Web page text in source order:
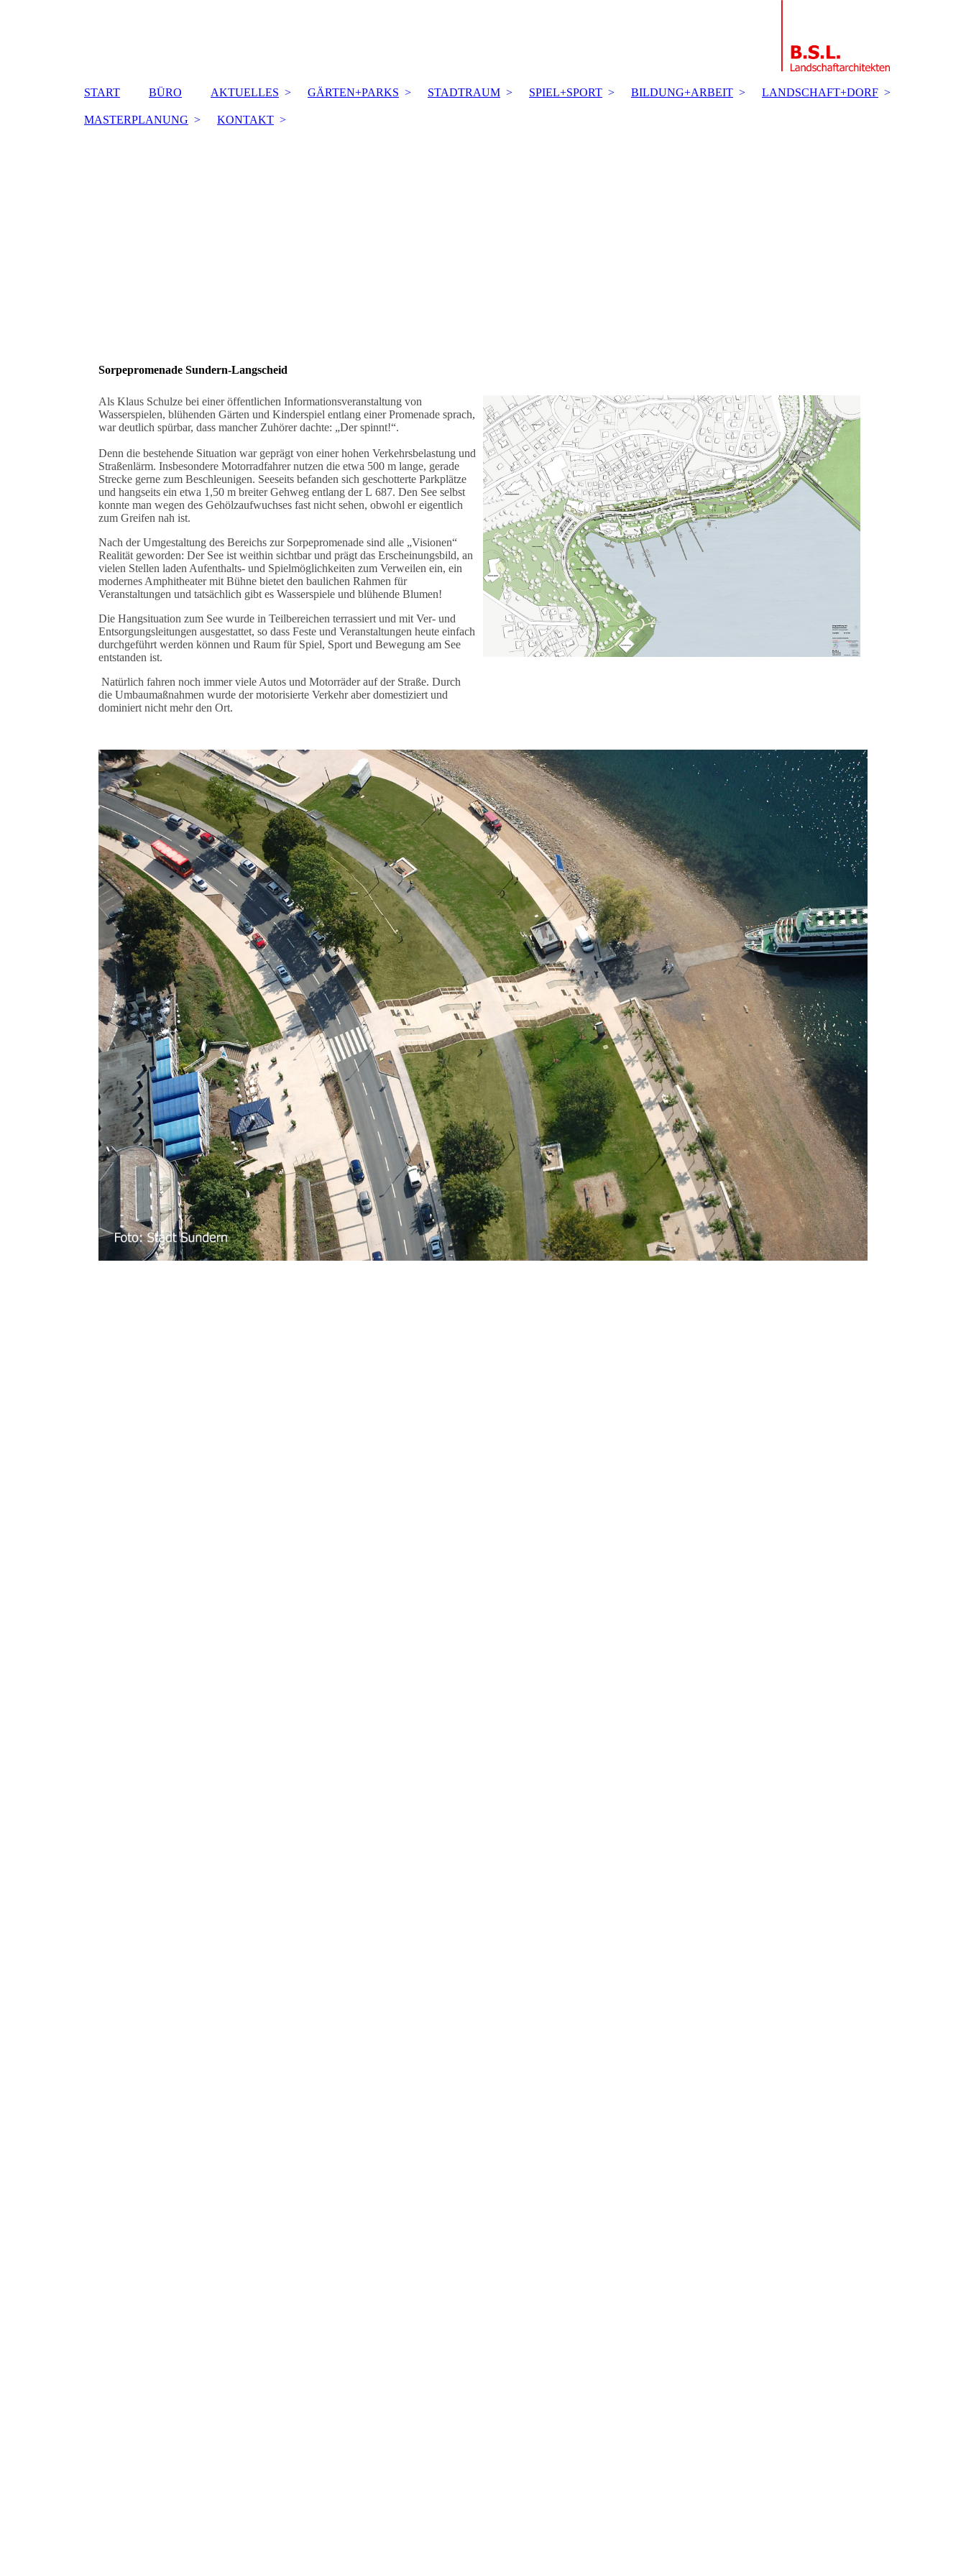
START BÜRO AKTUELLES GÄRTEN+PARKS STADTRAUM SPIEL+SPORT BILDUNG+ARBEIT LANDSCHAFT+DORF
MASTERPLANUNG KONTAKT
Sorpepromenade Sundern-Langscheid
Als Klaus Schulze bei einer öffentlichen Informationsveranstaltung von
Wasserspielen, blühenden Gärten und Kinderspiel entlang einer Promenade sprach,
war deutlich spürbar, dass mancher Zuhörer dachte: „Der spinnt!“.
Denn die bestehende Situation war geprägt von einer hohen Verkehrsbelastung und
Straßenlärm. Insbesondere Motorradfahrer nutzen die etwa 500 m lange, gerade
Strecke gerne zum Beschleunigen. Seeseits befanden sich geschotterte Parkplätze
und hangseits ein etwa 1,50 m breiter Gehweg entlang der L 687. Den See selbst
konnte man wegen des Gehölzaufwuchses fast nicht sehen, obwohl er eigentlich
zum Greifen nah ist.
Nach der Umgestaltung des Bereichs zur Sorpepromenade sind alle „Visionen“
Realität geworden: Der See ist weithin sichtbar und prägt das Erscheinungsbild, an
vielen Stellen laden Aufenthalts- und Spielmöglichkeiten zum Verweilen ein, ein
modernes Amphitheater mit Bühne bietet den baulichen Rahmen für
Veranstaltungen und tatsächlich gibt es Wasserspiele und blühende Blumen!
Die Hangsituation zum See wurde in Teilbereichen terrassiert und mit Ver- und
Entsorgungsleitungen ausgestattet, so dass Feste und Veranstaltungen heute einfach
durchgeführt werden können und Raum für Spiel, Sport und Bewegung am See
entstanden ist.
Natürlich fahren noch immer viele Autos und Motorräder auf der Straße. Durch
die Umbaumaßnahmen wurde der motorisierte Verkehr aber domestiziert und
dominiert nicht mehr den Ort.